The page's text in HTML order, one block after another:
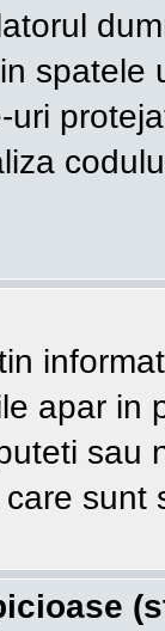
apar in
sau
sunt